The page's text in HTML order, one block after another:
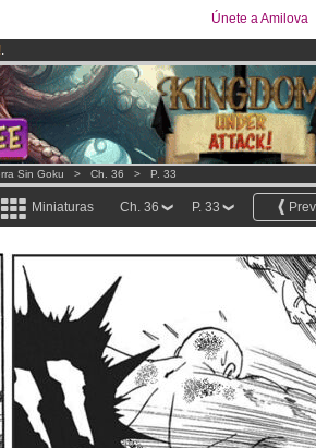
Únete a Amilova
.
ya
Sin Goku > Ch. 36 > P. 33
Miniaturas P. 33
Ch. 36